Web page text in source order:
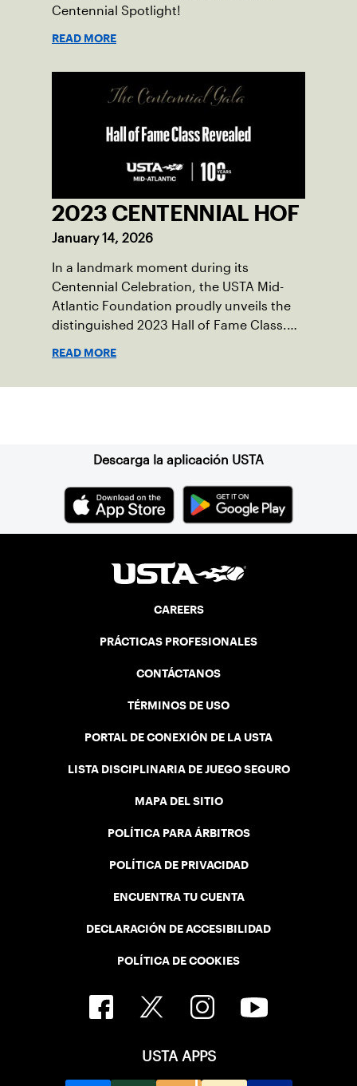
Centennial Spotlight!
READ MORE
2023 CENTENNIAL HOF
January 14, 2026
In a landmark moment during its
Centennial Celebration, the USTA Mid-
Atlantic Foundation proudly unveils the
distinguished 2023 Hall of Fame Class.
READ MORE
Descarga la aplicación USTA
CAREERS
PRÁCTICAS PROFESIONALES
CONTÁCTANOS
TÉRMINOS DE USO
PORTAL DE CONEXIÓN DE LA USTA
LISTA DISCIPLINARIA DE JUEGO SEGURO
MAPA DEL SITIO
POLÍTICA PARA ÁRBITROS
POLÍTICA DE PRIVACIDAD
ENCUENTRA TU CUENTA
DECLARACIÓN DE ACCESIBILIDAD
POLÍTICA DE COOKIES
USTA APPS